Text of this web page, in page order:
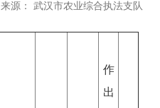
来源： 武汉市农业综合执法支队
作
出